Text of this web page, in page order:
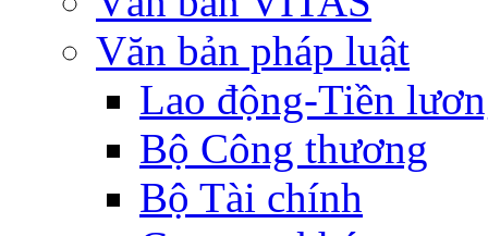
Văn bản pháp luật
Lao động-Tiền
Bộ Công thương
Bộ Tài chính